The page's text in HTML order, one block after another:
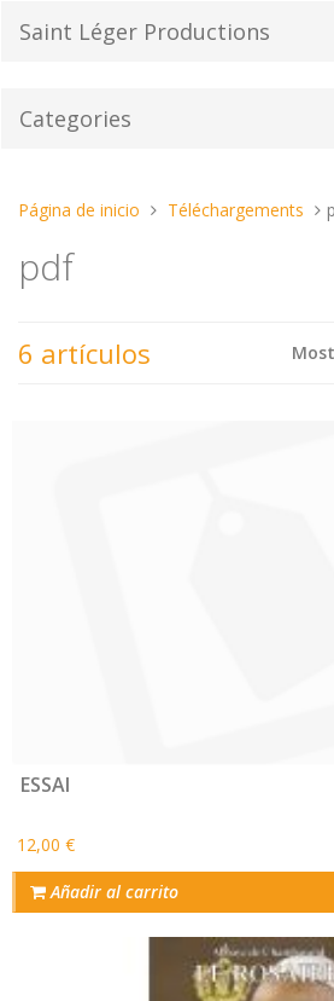
Saint Léger Productions
Categories
Estas
Página de inicio Téléchargements
pdf
6 artículos
ESSAI
12,00 €
Añadir al carrito